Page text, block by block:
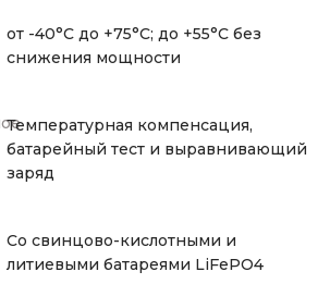
от -40°С до +75°С; до +55°С без
снижения мощности
Температурная компенсация,
батарейный тест и выравнивающий
заряд
Со свинцово-кислотными и
литиевыми батареями LiFePO4